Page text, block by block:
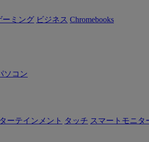
ーミング ビジネス Chromebooks
ソコン
ーテインメント タッチ スマートモニタ